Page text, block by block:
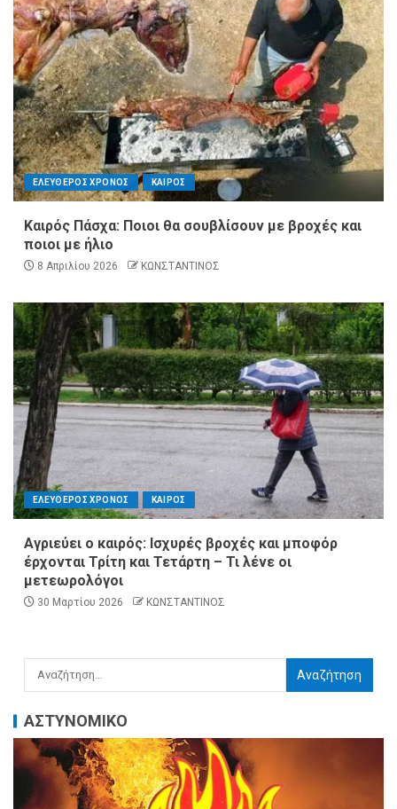
ΕΛΕΥΘΕΡΟΣ ΧΡΟΝΟΣ ΚΑΙΡΟΣ
Καιρός Πάσχα: Ποιοι θα σουβλίσουν με βροχές και
ποιοι με ήλιο
8 Απριλίου 2026 ΚΩΝΣΤΑΝΤΙΝΟΣ
ΕΛΕΥΘΕΡΟΣ ΧΡΟΝΟΣ ΚΑΙΡΟΣ
Αγριεύει ο καιρός: Ισχυρές βροχές και μποφόρ
έρχονται Τρίτη και Τετάρτη – Τι λένε οι
μετεωρολόγοι
30 Μαρτίου 2026 ΚΩΝΣΤΑΝΤΙΝΟΣ
ΑΣΤΥΝΟΜΙΚΟ